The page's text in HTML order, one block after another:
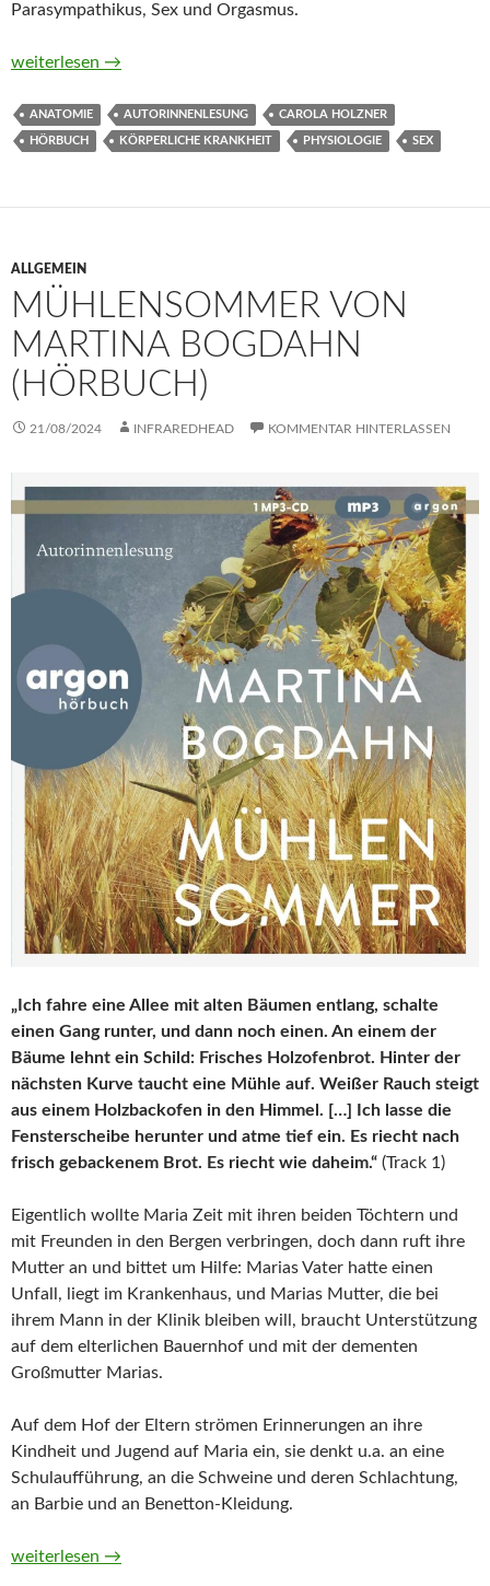
Parasympathikus, Sex und Orgasmus.
Ab unter die Gürtellinie. Medizin untenrum endlich
weiterlesen →
ANATOMIE AUTORINNENLESUNG CAROLA HOLZNER
HÖRBUCH KÖRPERLICHE KRANKHEIT PHYSIOLOGIE SEX
ALLGEMEIN
MÜHLENSOMMER VON
MARTINA BOGDAHN
(HÖRBUCH)
21/08/2024 INFRAREDHEAD KOMMENTAR HINTERLASSEN
„Ich fahre eine Allee mit alten Bäumen entlang, schalte
einen Gang runter, und dann noch einen. An einem der
Bäume lehnt ein Schild: Frisches Holzofenbrot. Hinter der
nächsten Kurve taucht eine Mühle auf. Weißer Rauch steigt
aus einem Holzbackofen in den Himmel. […] Ich lasse die
Fensterscheibe herunter und atme tief ein. Es riecht nach
frisch gebackenem Brot. Es riecht wie daheim.“ (Track 1)
Eigentlich wollte Maria Zeit mit ihren beiden Töchtern und
mit Freunden in den Bergen verbringen, doch dann ruft ihre
Mutter an und bittet um Hilfe: Marias Vater hatte einen
Unfall, liegt im Krankenhaus, und Marias Mutter, die bei
ihrem Mann in der Klinik bleiben will, braucht Unterstützung
auf dem elterlichen Bauernhof und mit der dementen
Großmutter Marias.
Auf dem Hof der Eltern strömen Erinnerungen an ihre
Kindheit und Jugend auf Maria ein, sie denkt u.a. an eine
Schulaufführung, an die Schweine und deren Schlachtung,
an Barbie und an Benetton-Kleidung.
Mühlensommer von Martina Bogdahn (Hörbuch)
weiterlesen →